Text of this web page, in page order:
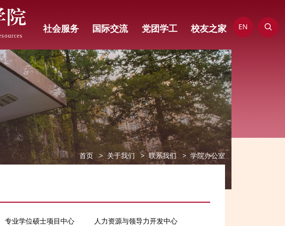
院 社会服务 国际交流 党团学工 校友之家 EN
首页 关于我们 联系我们 学院办公室
专业学位硕士项目中心 人力资源与领导力开发中心